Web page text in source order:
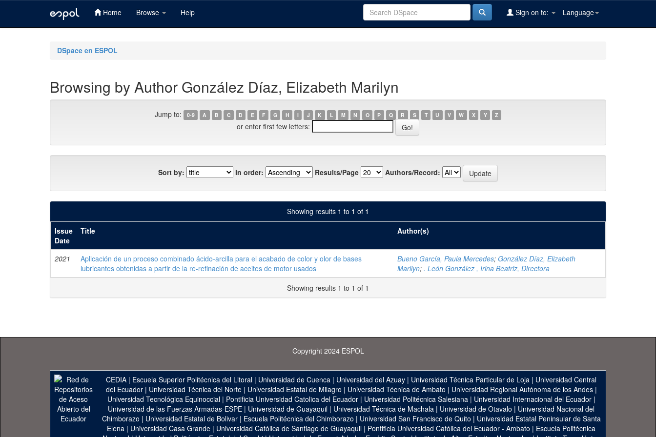
Home Browse Help Language
Sign on to:
DSpace en ESPOL
Browsing by Author González Díaz, Elizabeth Marilyn
Jump to: 0-9 A B C D E F G H I J K L M N O P Q R S T U V W X Y Z
or enter first few letters:
Sort by: In order: Results/Page Authors/Record:
Showing results 1 to 1 of 1
Issue
Date
Title Author(s)
2021
Aplicación de un proceso combinado ácido-arcilla para el acabado de color y olor de bases
lubricantes obtenidas a partir de la re-refinación de aceites de motor usados
Bueno García, Paula Mercedes; González Díaz, Elizabeth
Marilyn; . León González , Irina Beatriz, Directora
Showing results 1 to 1 of 1
Copyright 2024 ESPOL
CEDIA | Escuela Superior Politécnica del Litoral | Universidad de Cuenca | Universidad del Azuay | Universidad Técnica Particular de Loja | Universidad Central
del Ecuador| Universidad Técnica del Norte| Universidad Estatal de Milagro | Universidad Técnica de Ambato | Universidad Regional Autónoma de los Andes|
Universidad Tecnológica Equinoccial| Pontificia Universidad Catolica del Ecuador| Universidad Politécnica Salesiana| Universidad Internacional del Ecuador|
Universidad de las Fuerzas Armadas-ESPE | Universidad de Guayaquil | Universidad Técnica de Machala | Universidad de Otavalo | Universidad Nacional del
Chimborazo | Universidad Estatal de Bolivar| Escuela Politécnica del Chimborazo | Universidad San Francisco de Quito | Universidad Estatal Peninsular de Santa
Elena | Universidad Casa Grande | Universidad Católica de Santiago de Guayaquil | Pontificia Universidad Católica del Ecuador - Ambato | Escuela Politécnica